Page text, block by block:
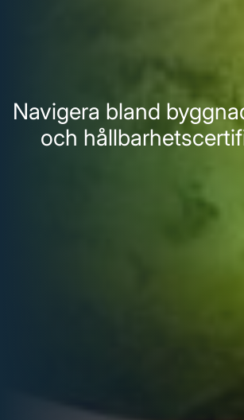
Navigera bland
och